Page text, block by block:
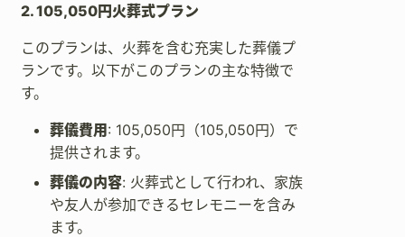
2. 105,050円火葬式プラン
このプランは、火葬を含む充実した葬儀プ
ランです。以下がこのプランの主な特徴で
す。
葬儀費用: 105,050円（105,050円）で
提供されます。
葬儀の内容: 火葬式として行われ、家族
や友人が参加できるセレモニーを含み
ます。